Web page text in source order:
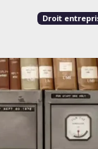
Droit